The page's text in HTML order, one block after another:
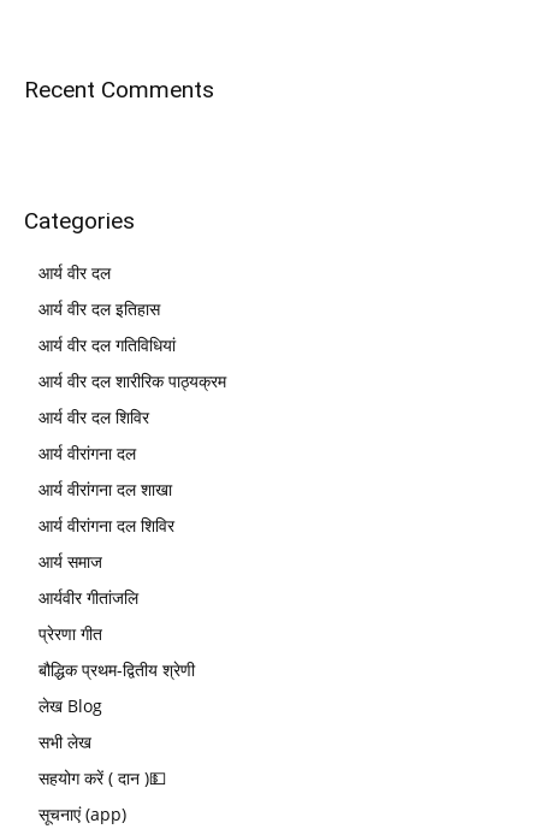
Recent Comments
Categories
आर्य वीर दल
आर्य वीर दल इतिहास
आर्य वीर दल गतिविधियां
आर्य वीर दल शारीरिक पाठ्यक्रम
आर्य वीर दल शिविर
आर्य वीरांगना दल
आर्य वीरांगना दल शाखा
आर्य वीरांगना दल शिविर
आर्य समाज
आर्यवीर गीतांजलि
प्रेरणा गीत
बौद्धिक प्रथम-द्वितीय श्रेणी
लेख Blog
सभी लेख
सहयोग करें ( दान )💵
सूचनाएं (app)